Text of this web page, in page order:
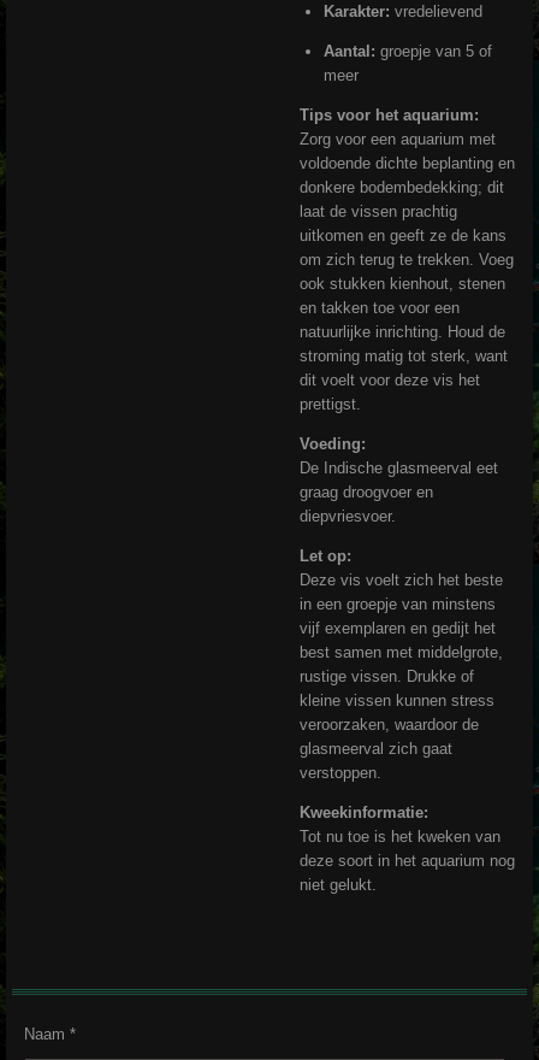
Karakter: vredelievend
Aantal: groepje van 5 of
meer
Tips voor het aquarium:
Zorg voor een aquarium met
voldoende dichte beplanting en
donkere bodembedekking; dit
laat de vissen prachtig
uitkomen en geeft ze de kans
om zich terug te trekken. Voeg
ook stukken kienhout, stenen
en takken toe voor een
natuurlijke inrichting. Houd de
stroming matig tot sterk, want
dit voelt voor deze vis het
prettigst.
Voeding:
De Indische glasmeerval eet
graag droogvoer en
diepvriesvoer.
Let op:
Deze vis voelt zich het beste
in een groepje van minstens
vijf exemplaren en gedijt het
best samen met middelgrote,
rustige vissen. Drukke of
kleine vissen kunnen stress
veroorzaken, waardoor de
glasmeerval zich gaat
verstoppen.
Kweekinformatie:
Tot nu toe is het kweken van
deze soort in het aquarium nog
niet gelukt.
Naam *